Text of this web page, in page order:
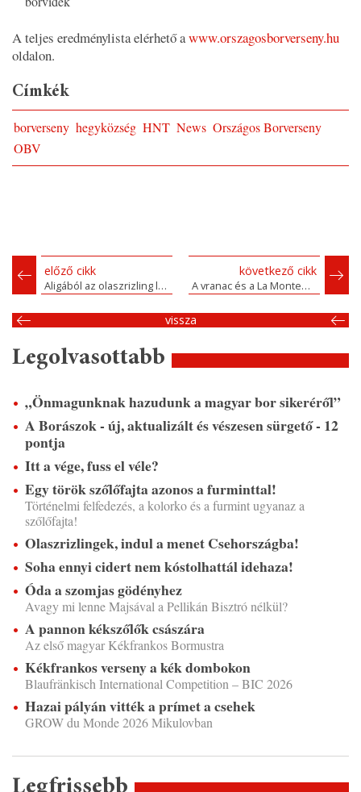
A teljes eredménylista elérhető awww.orszagosborverseny.hu
oldalon.
Címkék
borverseny hegyközség HNT News Országos Borverseny
OBV
előző cikk
Aligából az olaszrizling ligába
következő cikk
A vranac és a La Montenegrina
vissza
Legolvasottabb
„Önmagunknak hazudunk a magyar bor sikeréről”
A Borászok - új, aktualizált és vészesen sürgető - 12
pontja
Itt a vége, fuss el véle?
Egy török szőlőfajta azonos a furminttal!
Történelmi felfedezés, a kolorko és a furmint ugyanaz a
szőlőfajta!
Olaszrizlingek, indul a menet Csehországba!
Soha ennyi cidert nem kóstolhattál idehaza!
Óda a szomjas gödényhez
Avagy mi lenne Majsával a Pellikán Bisztró nélkül?
A pannon kékszőlők császára
Az első magyar Kékfrankos Bormustra
Kékfrankos verseny a kék dombokon
Blaufränkisch International Competition – BIC 2026
Hazai pályán vitték a prímet a csehek
GROW du Monde 2026 Mikulovban